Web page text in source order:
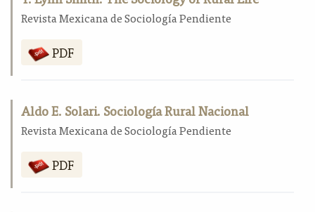
Revista Mexicana de Sociología Pendiente
PDF
Aldo E. Solari. Sociología Rural Nacional
Revista Mexicana de Sociología Pendiente
PDF